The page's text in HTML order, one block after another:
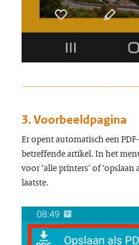
3. Voorbeeldpagina
Er opent automatisch een
betreffende artikel. In het
voor ‘alle printers’ of ‘opslaan
laatste.